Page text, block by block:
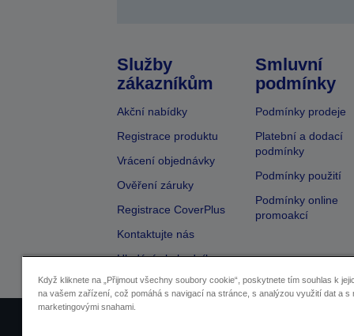
Služby
zákazníkům
Akční nabídky
Registrace produktu
Vrácení objednávky
Ověření záruky
Registrace CoverPlus
Kontaktujte nás
Hledání obchodníka
Smluvní
podmínky
Podmínky prodeje
Platební a dodací
podmínky
Podmínky použití
Podmínky online
promoakcí
Když kliknete na „Přijmout všechny soubory cookie“, poskytnete tím souhlas k
na vašem zařízení, což pomáhá s navigací na stránce, s analýzou využití dat a s
marketingovými snahami.